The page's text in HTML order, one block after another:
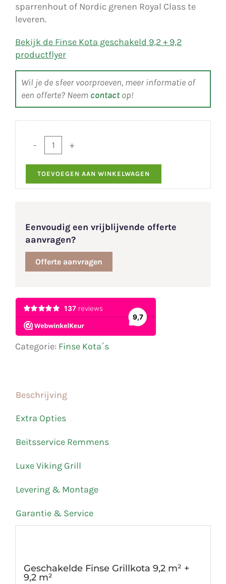
sparrenhout of Nordic grenen Royal Class te
leveren.
Bekijk de Finse Kota geschakeld 9,2 + 9,2
productflyer
Wil je de sfeer voorproeven, meer informatie of
een offerte? Neem contactop!
Geschakelde
Finse
Grillkota
2
m²
aantal
TOEVOEGEN AAN WINKELWAGEN
Eenvoudig een vrijblijvende offerte
aanvragen?
Offerte aanvragen
Categorie: Finse Kota´s
Beschrijving
Extra Opties
Beitsservice Remmens
Luxe Viking Grill
Levering & Montage
Garantie & Service
Geschakelde Finse Grillkota 9,2 m² +
9,2 m²